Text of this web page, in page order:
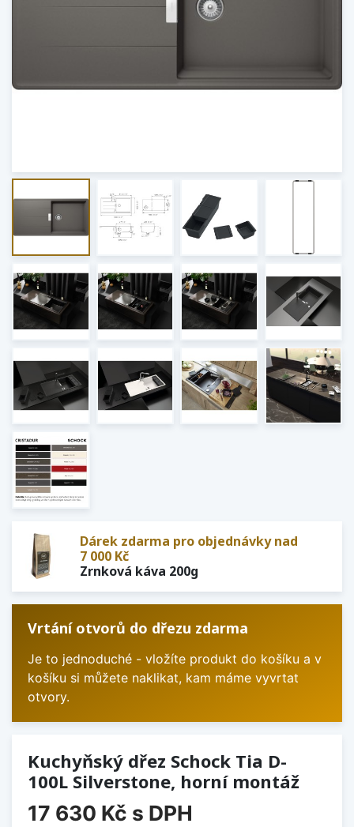
Dárek zdarma pro objednávky nad
7 000 Kč
Zrnková káva 200g
Vrtání otvorů do dřezu zdarma
Je to jednoduché - vložíte produkt do košíku a v
košíku si můžete naklikat, kam máme vyvrtat
otvory.
Kuchyňský dřez Schock Tia D-
100L Silverstone, horní montáž
17 630 Kč s DPH